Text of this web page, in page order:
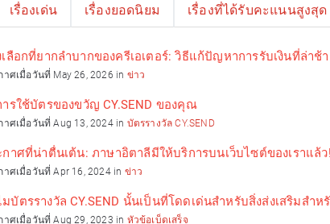
borderless growth: the
of gift cards or
เรื่องเด่น เรื่องยอดนิยม เรื่องที่ได้รับคะแนนสูงสุด
เลือกที่ยากลำบากของครีเอเตอร์: วิธีแก้ปัญหาการรับเงินที่ล่า
าศเมื่อวันที่ May 26, 2026 in ข่าว
ารใช้บัตรของขวัญ CY.SEND ของคุณ
าศเมื่อวันที่ Aug 13, 2024 in บัตรรางวัล CY.SEND
กาศที่น่าตื่นเต้น: ภาษาอิตาลีมีให้บริการบนเว็บไซต์ของเราแล้ว!
าศเมื่อวันที่ Apr 16, 2024 in ข่าว
บัตรรางวัล CY.SEND นั้นเป็นที่โดดเด่นสำหรับสิ่งส่งเสริมสำห
าศเมื่อวันที่ Aug 29, 2023 in หัวข้อเบ็ดเสร็จ